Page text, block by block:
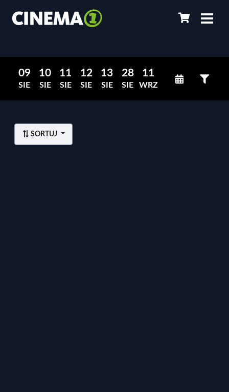
09
SIE
10
SIE
11
SIE
12
SIE
13
SIE
28
SIE
11
WRZ
SORTUJ